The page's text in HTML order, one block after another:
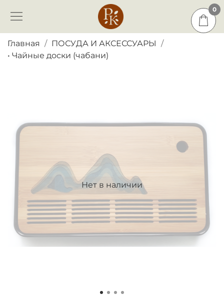
0
Главная
ПОСУДА И АКСЕССУАРЫ
• Чайные доски (чабани)
Нет в наличии
0